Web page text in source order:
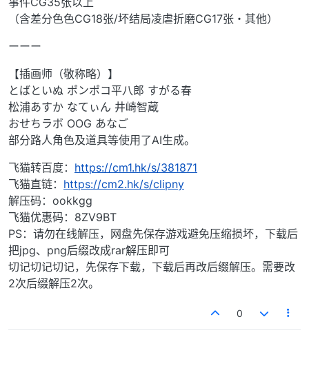
（含差分色色CG18张/坏结局凌虐折磨CG17张・其他）
ーーー
【插画师（敬称略）】
とばといぬ ポンポコ平八郎 すがる春
松浦あすか なてぃん 井崎智蔵
おせちラボ OOG あなご
部分路人角色及道具等使用了AI生成。
飞猫转百度： https://cm1.hk/s/381871
飞猫直链： https://cm2.hk/s/clipny
解压码：ookkgg
飞猫优惠码：8ZV9BT
PS：请勿在线解压，网盘先保存游戏避免压缩损坏，下载后
把jpg、png后缀改成rar解压即可
切记切记切记，先保存下载，下载后再改后缀解压。需要改
2次后缀解压2次。
0